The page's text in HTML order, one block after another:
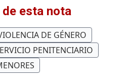
de esta nota
DE GÉNERO
PENITENCIARIO